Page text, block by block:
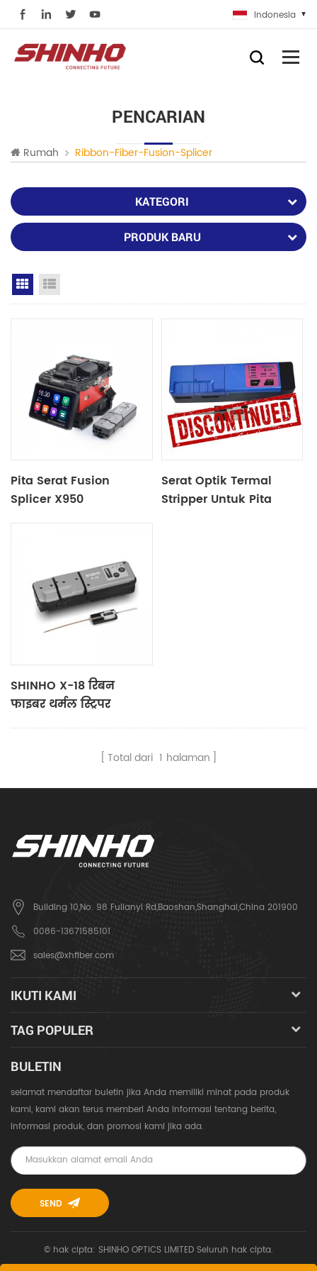
Indonesia
PENCARIAN
Rumah Ribbon-Fiber-Fusion-Splicer
KATEGORI
PRODUK BARU
Grid View
Pita Serat Fusion
Splicer X950
Serat Optik Termal
Stripper Untuk Pita
SHINHO X-18 रिबन
फाइबर थर्मल स्ट्रिपर
Total dari 1 halaman
Building 10,No. 98 Fulianyi Rd,Baoshan,Shanghai,China 201900
0086-13671585101
sales@xhfiber.com
IKUTI KAMI
TAG POPULER
BULETIN
selamat mendaftar buletin jika Anda memiliki minat pada produk
kami, kami akan terus memberi Anda informasi tentang berita,
informasi produk, dan promosi kami jika ada.
© hak cipta: SHINHO OPTICS LIMITED Seluruh hak cipta.